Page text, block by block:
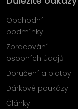
Obchodní
podmínky
Zpracování
osobních údajů
Doručení a platby
Dárkové poukázy
Články